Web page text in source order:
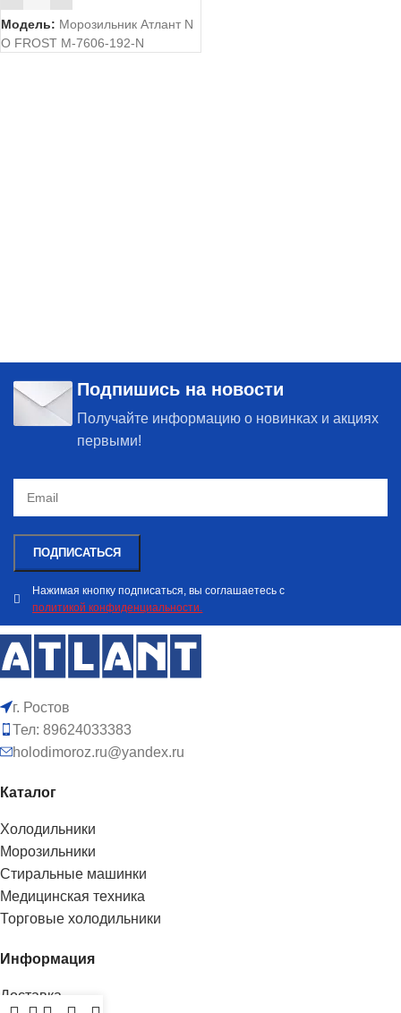
Модель: Морозильник Атлант N
O FROST М-7606-192-N
Подпишись на новости
Получайте информацию о новинках и акциях
первыми!
Нажимая кнопку подписаться, вы соглашаетесь с
политикой конфиденциальности.
г. Ростов
Тел: 89624033383
holodimoroz.ru@yandex.ru
Каталог
Холодильники
Морозильники
Стиральные машинки
Медицинская техника
Торговые холодильники
Информация
Доставка